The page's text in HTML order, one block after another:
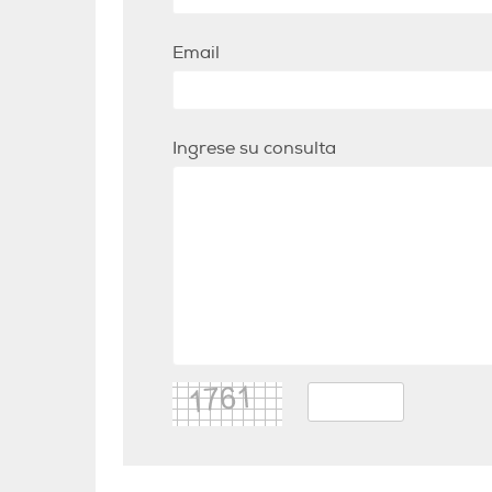
Email
Ingrese su consulta